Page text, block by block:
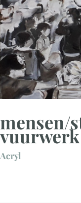
mensen/
Acryl